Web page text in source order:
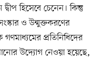
হিসেবে চেনেন। কিন্তু
ও উন্মুক্তকরণের
প্রতিনিধিদের
উদ্যোগ নেওয়া হয়েছে,